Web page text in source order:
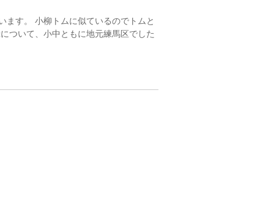
ます。 小柳トムに似ているのでトムと
ついて、小中ともに地元練馬区でした